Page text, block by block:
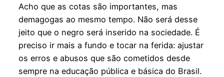
Acho que as cotas são importantes, mas
demagogas ao mesmo tempo. Não será desse
jeito que o negro será inserido na sociedade. É
preciso ir mais a fundo e tocar na ferida: ajustar
os erros e abusos que são cometidos desde
sempre na educação pública e básica do Brasil.